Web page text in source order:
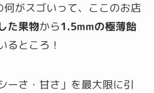
何がスゴいって、ここのお店
た果物から1.5mmの極薄飴
るところ！
ーさ・甘さ」を最大限に引